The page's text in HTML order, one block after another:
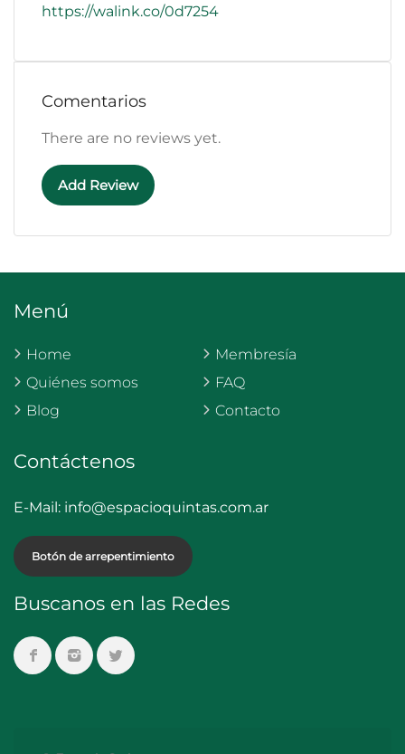
https://walink.co/0d7254
Comentarios
There are no reviews yet.
Add Review
Menú
Home
Quiénes somos
Blog
Membresía
FAQ
Contacto
Contáctenos
E-Mail: info@espacioquintas.com.ar
Botón de arrepentimiento
Buscanos en las Redes